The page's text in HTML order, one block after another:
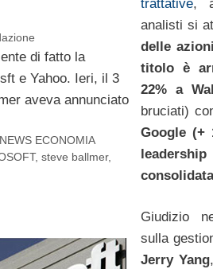
trattative,
analisti si
delle
titolo è
22% a
bruciati)
Google (+
consolidata
Giudizio
sulla
Jerry Yang
di fatto la
e Yahoo. Ieri, il 3
aveva annunciato
NEWS ECONOMIA
,steve ballmer,